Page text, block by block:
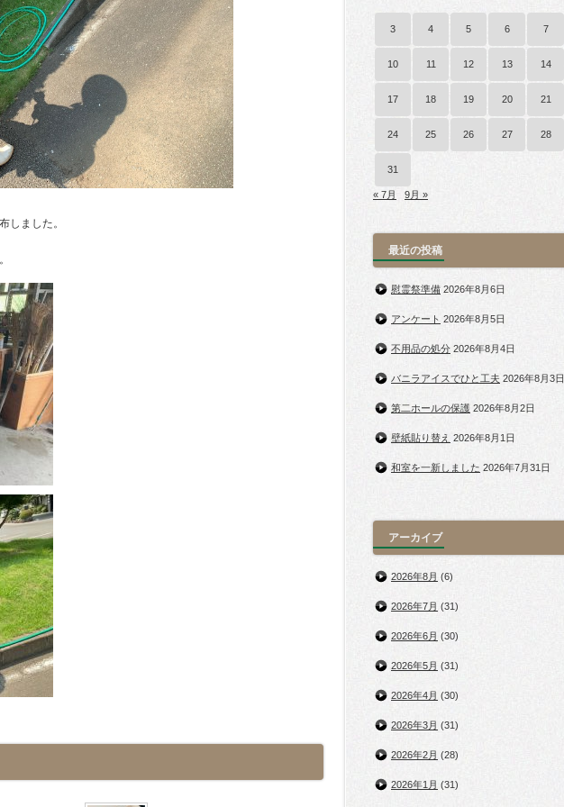
しました。
3 4 5 6 7
10 11 12 13 14
17 18 19 20 21
24 25 26 27 28
31
« 7月 9月 »
最近の投稿
慰霊祭準備 2026年8月6日
アンケート 2026年8月5日
不用品の処分 2026年8月4日
バニラアイスでひと工夫 2026年8月3日
第二ホールの保護 2026年8月2日
壁紙貼り替え 2026年8月1日
和室を一新しました 2026年7月31日
アーカイブ
2026年8月 (6)
2026年7月 (31)
2026年6月 (30)
2026年5月 (31)
2026年4月 (30)
2026年3月 (31)
2026年2月 (28)
2026年1月 (31)